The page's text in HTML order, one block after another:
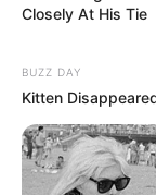
Closely At His Tie
BUZZ DAY
Kitten